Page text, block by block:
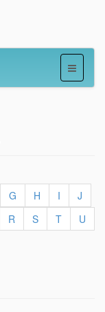
G H I
J
R S T
U